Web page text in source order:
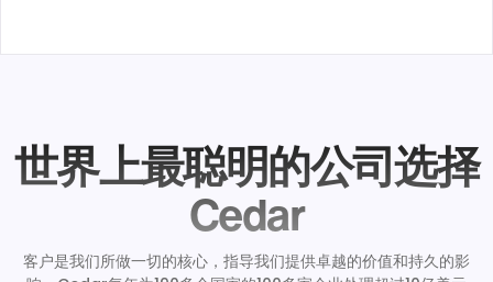
世界上最聪明的公司选择
Cedar
客户是我们所做一切的核心，指导我们提供卓越的价值和持久的影